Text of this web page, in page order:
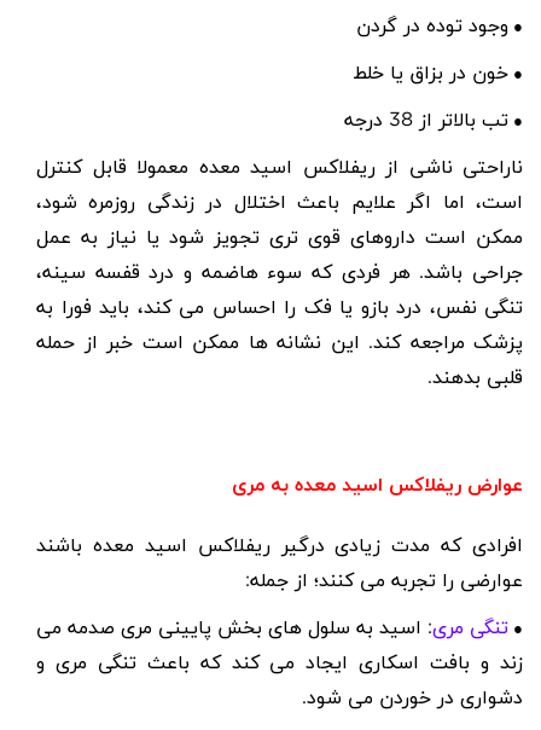
● وجود توده در گردن
● خون در بزاق یا خلط
● تب بالاتر از 38 درجه
ناراحتی ناشی از ریفلاکس اسید معده معمولا قابل کنترل
است، اما اگر علایم باعث اختلال در زندگی روزمره شود،
ممکن است داروهای قوی تری تجویز شود یا نیاز به عمل
جراحی باشد. هر فردی که سوء هاضمه و درد قفسه سینه،
تنگی نفس، درد بازو یا فک را احساس می کند، باید فورا به
پزشک مراجعه کند. این نشانه ها ممکن است خبر از حمله
قلبی بدهند.
عوارض ریفلاکس اسید معده به مری
افرادی که مدت زیادی درگیر ریفلاکس اسید معده باشند
عوارضی را تجربه می کنند؛ از جمله:
● تنگی مری: اسید به سلول های بخش پایینی مری صدمه می
زند و بافت اسکاری ایجاد می کند که باعث تنگی مری و
دشواری در خوردن می شود.